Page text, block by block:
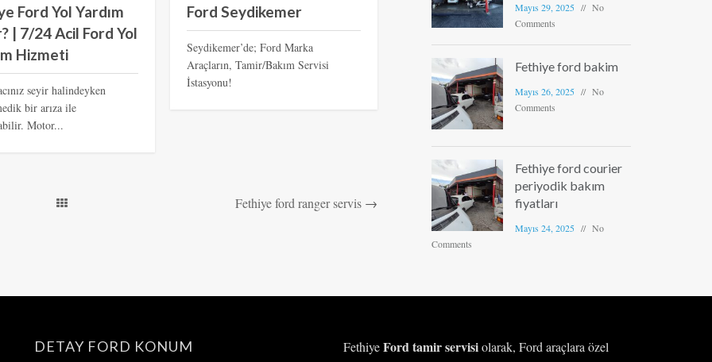
Ford Yol Yardım
| 7/24 Acil Ford Yol
Hizmeti
seyir halindeyken
bir arıza ile
Motor...
Ford Seydikemer
Seydikemer’de; Ford Marka
Araçların, Tamir/Bakım Servisi
İstasyonu!
Fethiye ford ranger servis→
Mayıs 29, 2025
No
Comments
Fethiye ford bakim
Mayıs 26, 2025
No
Comments
Fethiye ford courier
periyodik bakım
fiyatları
Mayıs 24, 2025
No
Comments
DETAY FORD KONUM FethiyeFord tamir servisiolarak, Ford araçlara özel